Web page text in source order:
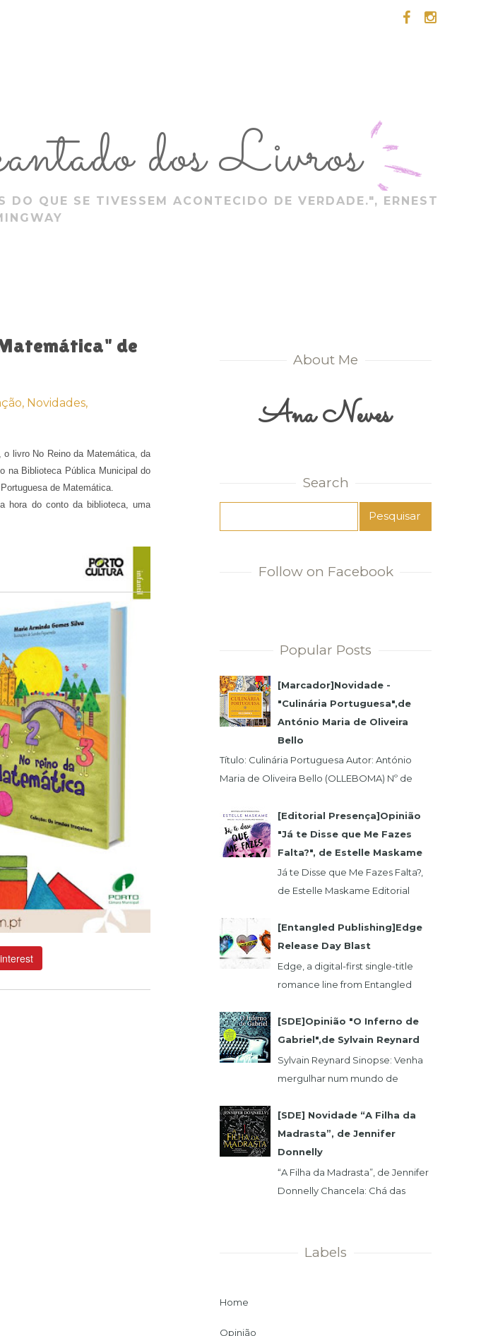
dos Livros
QUE SE TIVESSEM ACONTECIDO DE VERDADE.", ERNEST
de
Novidades,
o livro No Reino da Matemática, da
na Biblioteca Pública Municipal do
de Matemática.
hora do conto da biblioteca, uma
About Me
Ana Neves
Search
Follow on Facebook
Popular Posts
[Marcador]Novidade -
"Culinária Portuguesa",de
António Maria de Oliveira
Bello
Título: Culinária Portuguesa Autor: António
Maria de Oliveira Bello (OLLEBOMA) Nº de
[Editorial Presença]Opinião
"Já te Disse que Me Fazes
Falta?", de Estelle Maskame
Já te Disse que Me Fazes Falta?,
de Estelle Maskame Editorial
Uma última oportunidade para o
amor. P...
[Entangled Publishing]Edge
Release Day Blast
Edge, a digital-first single-title
romance line from Entangled
popular Select imprint but gives
its...
[SDE]Opinião "O Inferno de
Gabriel",de Sylvain Reynard
Sylvain Reynard Sinopse: Venha
mergulhar num mundo de
sem limites....
[SDE] Novidade “A Filha da
Madrasta”, de Jennifer
Donnelly
“A Filha da Madrasta”, de Jennifer
Donnelly Chancela: Chá das
Labels
Home
Opinião